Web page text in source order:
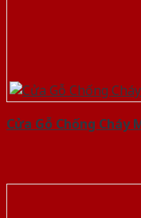
Cửa Gỗ Chống Cháy